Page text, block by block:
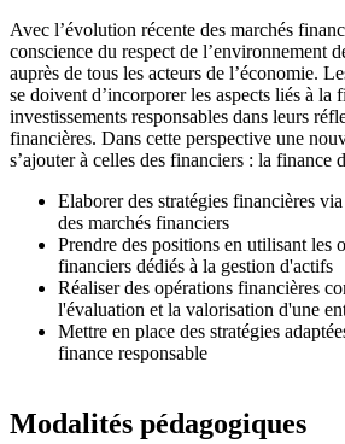
Avec l’évolution récente des marchés
conscience du respect de l’environnement
auprès de tous les acteurs de l’économie.
se doivent d’incorporer les aspects liés à la
investissements responsables dans leurs
financières. Dans cette perspective une
s’ajouter à celles des financiers : la finance
Elaborer des stratégies financières
des marchés financiers
Prendre des positions en utilisant les
financiers dédiés à la gestion d'actifs
Réaliser des opérations financières
l'évaluation et la valorisation d'une
Mettre en place des stratégies
finance responsable
Modalités pédagogiques